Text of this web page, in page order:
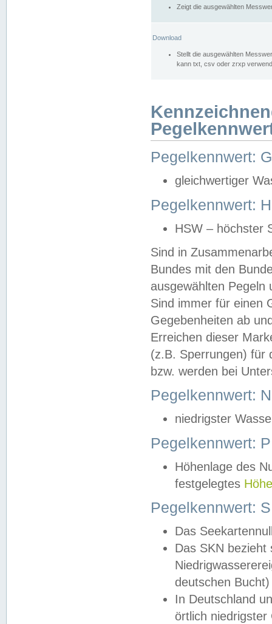
Zeigt die ausgewählten
Download
Stellt die ausgewählten
kann txt, csv oder zrxp
Pegelkennwert:
gleichwertiger
Pegelkennwert:
HSW – höchster
Sind in
Bundes mit den
ausgewählten
Sind immer für einen
Gegebenheiten ab
Erreichen dieser
(z.B. Sperrungen) für
bzw. werden bei
Pegelkennwert:
niedrigster
Pegelkennwert:
Höhenlage des
festgelegtes
Pegelkennwert:
Das
Das SKN
deutschen
In Deutschland
örtlich